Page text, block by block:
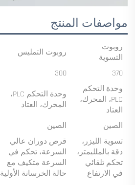
مواصفات المنتج
روبوت
التسوية
روبوت التمليس
370
300
وحدة التحكم
PLC، المحرك،
العتاد
وحدة التحكم PLC،
المحرك، العتاد
الصين الصين
تسوية الليزر،
دقة بالملليمتر،
تحكم تلقائي
في الارتفاع
قرص دوران عالي
السرعة، تحكم في
السرعة متكيف مع
حالة الخرسانة الأولية